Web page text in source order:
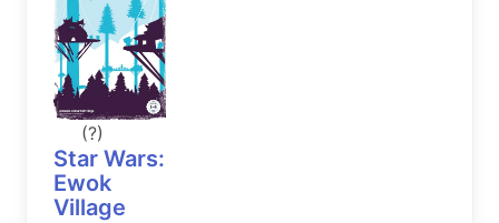
(?)
Star Wars:
Ewok
Village